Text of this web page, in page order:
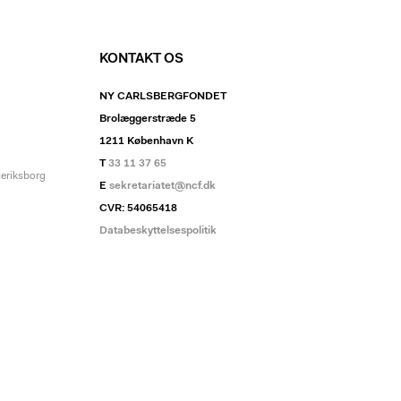
KONTAKT OS
NY CARLSBERGFONDET
Brolæggerstræde 5
1211 København K
T33 11 37 65
E sekretariatet@ncf.dk
CVR: 54065418
Databeskyttelsespolitik